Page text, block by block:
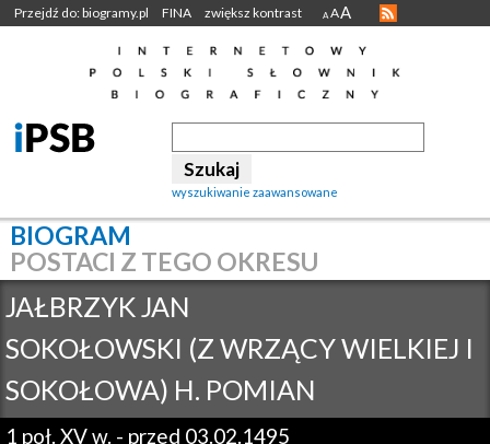
Przejdź do: biogramy.pl FINA zwiększ kontrast A AA
wyszukiwanie zaawansowane
BIOGRAM
POSTACI Z TEGO OKRESU
JAŁBRZYK JAN
SOKOŁOWSKI (Z WRZĄCY WIELKIEJ I
SOKOŁOWA) H. POMIAN
1 poł. XV w. - przed 03.02.1495